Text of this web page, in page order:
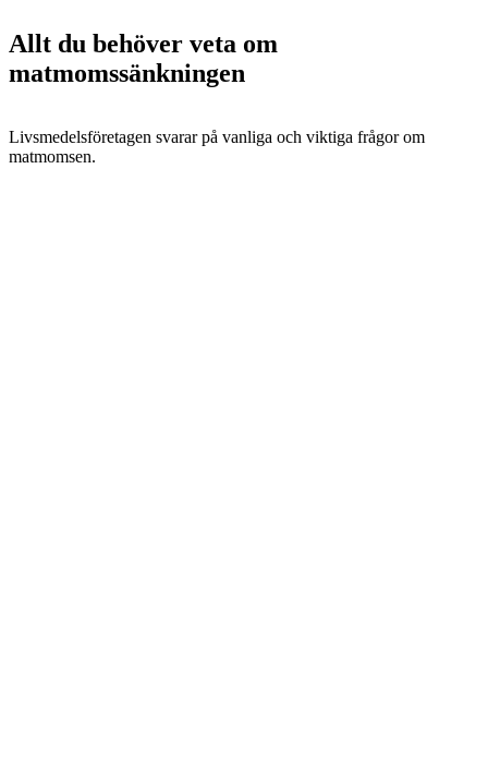
Allt du behöver veta om
matmomssänkningen
Livsmedelsföretagen svarar på vanliga och viktiga frågor om
matmomsen.